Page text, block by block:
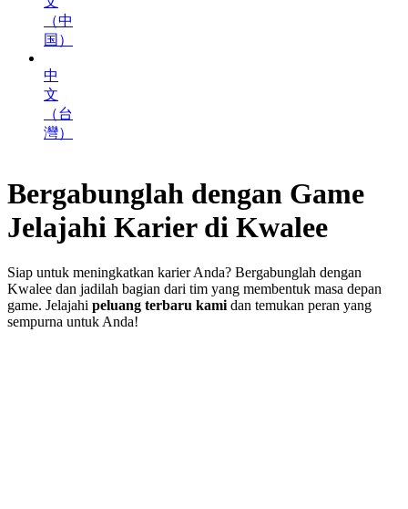
（中
国）
中
文
（台
灣）
Bergabunglah dengan Game
Jelajahi Karierdi Kwalee
Siap untuk meningkatkan karier Anda? Bergabunglah dengan
Kwalee dan jadilah bagian dari tim yang membentuk masa depan
game. Jelajahi peluang terbaru kami dan temukan peran yang
sempurna untuk Anda!